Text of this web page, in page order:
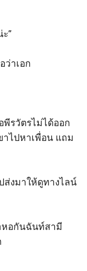
”
ว่าเอก
พีรวัตรไม่ได้ออก
ไปหาเพื่อน แถม
ส่งมาให้ดูทางไลน์
หอกันฉันท์สามี